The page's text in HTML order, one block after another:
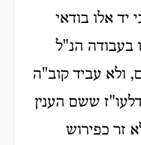
אלו בודאי
בעבודה הנ"ל
ולא עביד קוב"ה
ששם הענין
זר כפירוש